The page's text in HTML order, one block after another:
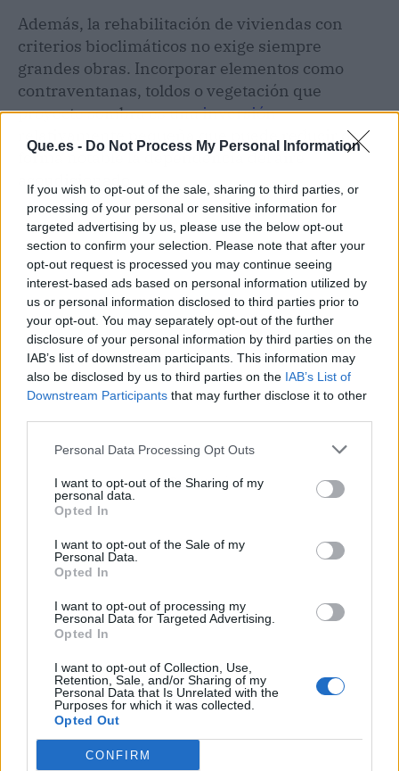
Que.es - Do Not Process My Personal Information
If you wish to opt-out of the sale, sharing to third parties, or
processing of your personal or sensitive information for
targeted advertising by us, please use the below opt-out
section to confirm your selection. Please note that after your
opt-out request is processed you may continue seeing
interest-based ads based on personal information utilized by
us or personal information disclosed to third parties prior to
your opt-out. You may separately opt-out of the further
disclosure of your personal information by third parties on the
IAB’s list of downstream participants. This information may
also be disclosed by us to third parties on the IAB’s List of
Downstream Participants that may further disclose it to other
Personal Data Processing Opt Outs
I want to opt-out of the Sharing of my
personal data.
Opted In
I want to opt-out of the Sale of my
Personal Data.
Opted In
I want to opt-out of processing my
Personal Data for Targeted Advertising.
Opted In
I want to opt-out of Collection, Use,
Retention, Sale, and/or Sharing of my
Personal Data that Is Unrelated with the
Purposes for which it was collected.
Opted Out
CONFIRM
Además, la rehabilitación de viviendas con
criterios bioclimáticos no exige siempre
grandes obras. Incorporar elementos como
contraventanas, toldos o vegetación que
proyecte sombra es unainversión
relativamente pequeña que puede reducir de
forma notable la dependencia del aire
acondicionado.
Publicidad